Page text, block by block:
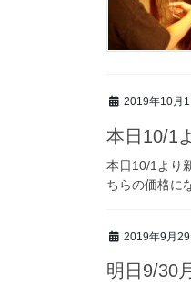
2019年10月1
本日10/1
本日10/1より
ちらの価格に
2019年9月29
明日9/30